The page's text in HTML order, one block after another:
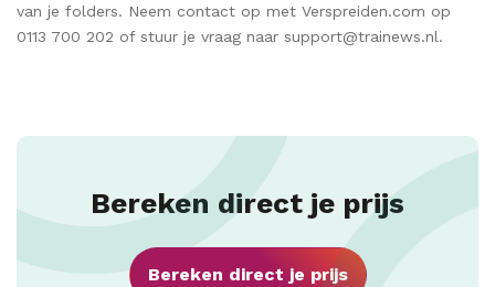
van je folders. Neem contact op met Verspreiden.com op
0113 700 202 of stuur je vraag naar support@trainews.nl.
Bereken direct je prijs
Bereken direct je prijs